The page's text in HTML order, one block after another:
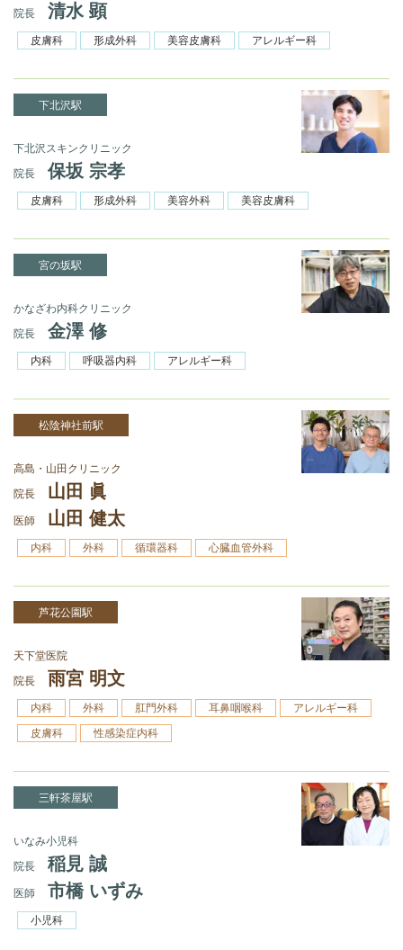
院長
清水 顕
皮膚科 形成外科 美容皮膚科 アレルギー科
下北沢駅
下北沢スキンクリニック
院長
保坂 宗孝
皮膚科 形成外科 美容外科 美容皮膚科
宮の坂駅
かなざわ内科クリニック
院長
金澤 修
内科 呼吸器内科 アレルギー科
松陰神社前駅
高島・山田クリニック
院長
山田 眞
医師 山田 健太
内科 外科 循環器科 心臓血管外科
芦花公園駅
天下堂医院
院長
雨宮 明文
内科 外科 肛門外科 耳鼻咽喉科
アレルギー科
皮膚科
性感染症内科
三軒茶屋駅
いなみ小児科
院長
稲見 誠
医師 市橋 いずみ
小児科